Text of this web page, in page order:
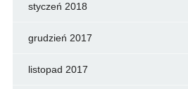
styczeń 2018
grudzień 2017
listopad 2017